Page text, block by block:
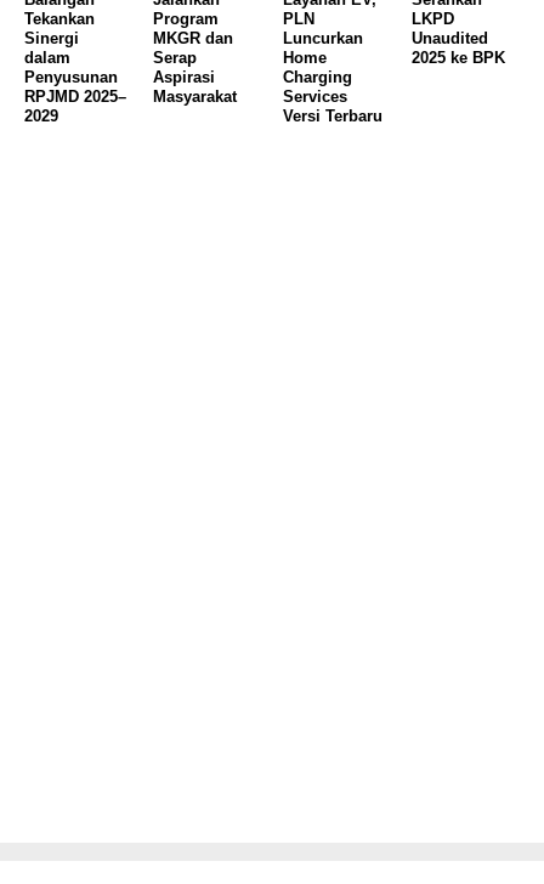
Tekankan
Sinergi
dalam
Penyusunan
RPJMD 2025–
2029
Program
MKGR dan
Serap
Aspirasi
Masyarakat
PLN
Luncurkan
Home
Charging
Services
Versi Terbaru
LKPD
Unaudited
2025 ke BPK